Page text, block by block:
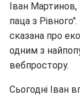
Іван Мартинов,
паца з
сказана про
одним з
вебпростору.
Сьогодні Іван